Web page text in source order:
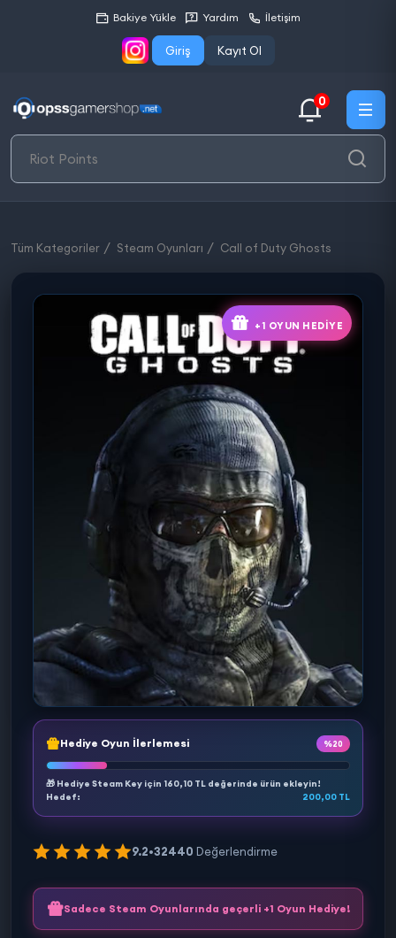
Bakiye Yükle Yardım İletişim
Giriş Kayıt Ol
0
Tüm Kategoriler Steam Oyunları Call of Duty Ghosts
+1 OYUN HEDIYE
Hediye Oyun İlerlemesi %20
🎁 Hediye Steam Key için 160,10 TL değerinde ürün ekleyin!
Hedef:
200,00 TL
9.2•32440 Değerlendirme
Sadece Steam Oyunlarında geçerli +1 Oyun Hediye!